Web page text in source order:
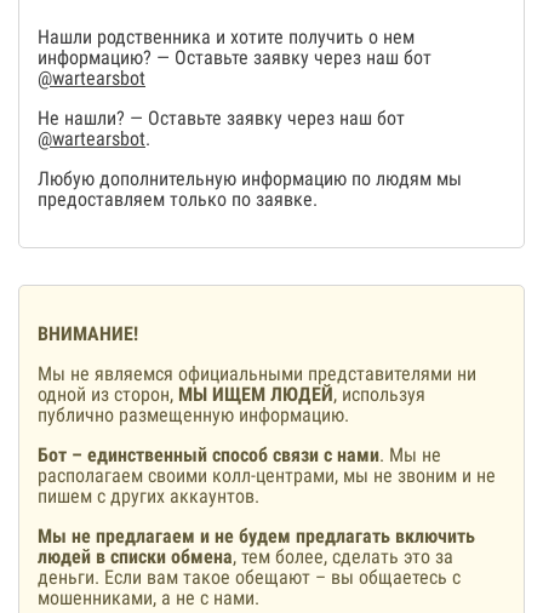
Нашли родственника и хотите получить о нем
информацию? — Оставьте заявку через наш бот
@wartearsbot
Не нашли? — Оставьте заявку через наш бот
@wartearsbot.
Любую дополнительную информацию по людям мы
предоставляем только по заявке.
ВНИМАНИЕ!
Мы не являемся официальными представителями ни
одной из сторон, МЫ ИЩЕМ ЛЮДЕЙ, используя
публично размещенную информацию.
Бот – единственный способ связи с нами. Мы не
располагаем своими колл-центрами, мы не звоним и не
пишем с других аккаунтов.
Мы не предлагаем и не будем предлагать включить
людей в списки обмена, тем более, сделать это за
деньги. Если вам такое обещают – вы общаетесь с
мошенниками, а не с нами.